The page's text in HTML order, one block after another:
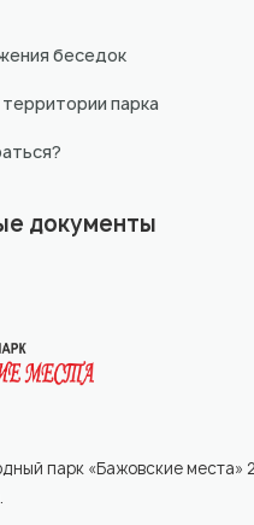
парк «Бажовские места»
беседок
парка
документы